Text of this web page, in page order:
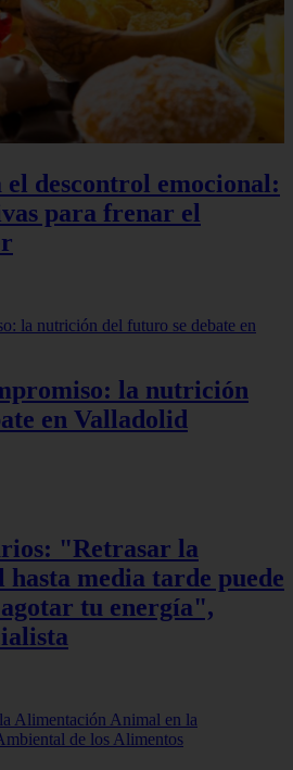
descontrol emocional:
para frenar el
la nutrición
en Valladolid
"Retrasar la
media tarde puede
tu energía",